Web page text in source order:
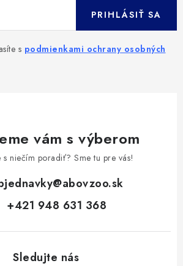
s podmienkami ochrany osobných
PRIHLÁSIŤ SA
vám s výberom
s niečím poradiť? Sme tu pre vás!
@abovzoo.sk
+421 948 631 368